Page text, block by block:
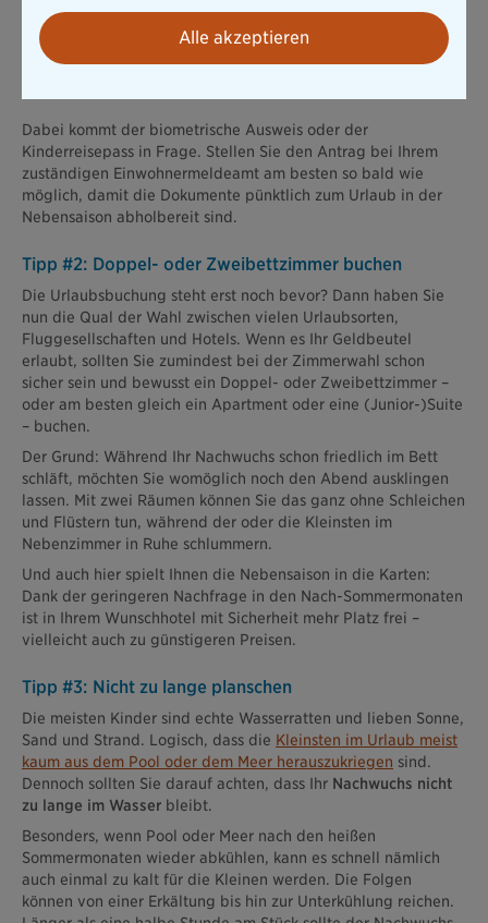
Personalausweis gehören bei einer Auslandsreise zum
Standardgepäck. Ebenso wichtig sind jedoch die
Ausweispapiere der Kinder. Schließlich benötigt
jedes Kind–
Dabei kommt der biometrische Ausweis oder der
Kinderreisepass in Frage. Stellen Sie den Antrag bei Ihrem
zuständigen Einwohnermeldeamt am besten so bald wie
möglich, damit die Dokumente pünktlich zum Urlaub in der
Nebensaison abholbereit sind.
Tipp #2: Doppel- oder Zweibettzimmer buchen
Die Urlaubsbuchung steht erst noch bevor? Dann haben Sie
nun die Qual der Wahl zwischen vielen Urlaubsorten,
Fluggesellschaften und Hotels. Wenn es Ihr Geldbeutel
erlaubt, sollten Sie zumindest bei der Zimmerwahl schon
sicher sein und bewusst ein Doppel- oder Zweibettzimmer –
oder am besten gleich ein Apartment oder eine (Junior-)Suite
– buchen.
Der Grund: Während Ihr Nachwuchs schon friedlich im Bett
schläft, möchten Sie womöglich noch den Abend ausklingen
lassen. Mit zwei Räumen können Sie das ganz ohne Schleichen
und Flüstern tun, während der oder die Kleinsten im
Nebenzimmer in Ruhe schlummern.
Und auch hier spielt Ihnen die Nebensaison in die Karten:
Dank der geringeren Nachfrage in den Nach-Sommermonaten
ist in Ihrem Wunschhotel mit Sicherheit mehr Platz frei –
vielleicht auch zu günstigeren Preisen.
Tipp #3: Nicht zu lange planschen
Die meisten Kinder sind echte Wasserratten und lieben Sonne,
Sand und Strand. Logisch, dass die Kleinsten im Urlaub meist
kaum aus dem Pool oder dem Meer herauszukriegen sind.
Dennoch sollten Sie darauf achten, dass Ihr Nachwuchs nicht
zu lange im Wasser bleibt.
Besonders, wenn Pool oder Meer nach den heißen
Sommermonaten wieder abkühlen, kann es schnell nämlich
auch einmal zu kalt für die Kleinen werden. Die Folgen
können von einer Erkältung bis hin zur Unterkühlung reichen.
Alle akzeptieren